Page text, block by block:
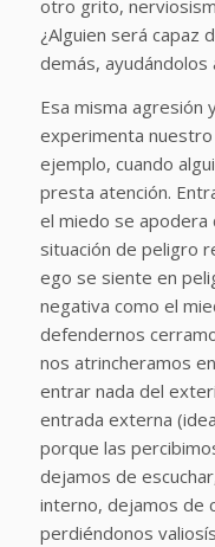
otro grito,
¿Alguien será capaz
demás, ayudándolos
Esa misma agresión
experimenta
ejemplo, cuando
presta atención.
el miedo se apodera
situación de peligro
ego se siente en
negativa como el
defendernos
nos atrincheramos
entrar nada del
entrada externa
porque las
dejamos de
interno, dejamos de
perdiéndonos